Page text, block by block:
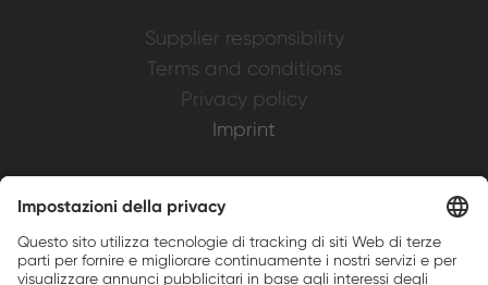
Supplier responsibility
Terms and conditions
Privacy policy
Imprint
Brands, Inc.